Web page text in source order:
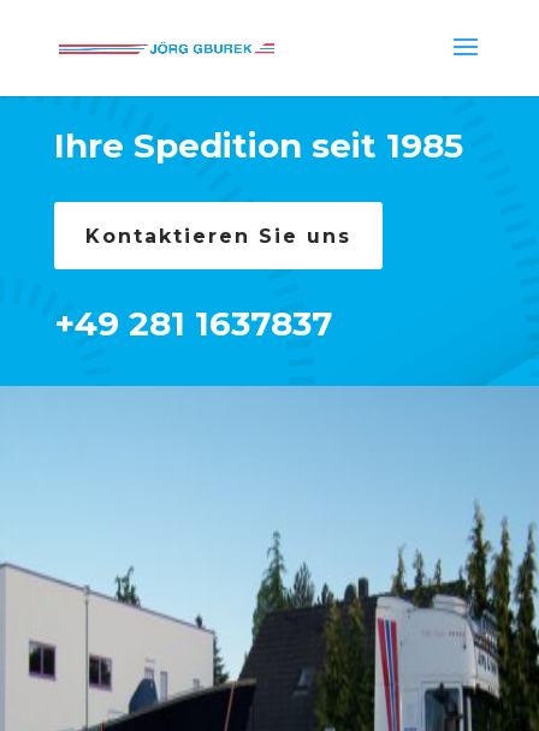
Ihre Spedition seit 1985
Kontaktieren Sie uns
+49 281 1637837